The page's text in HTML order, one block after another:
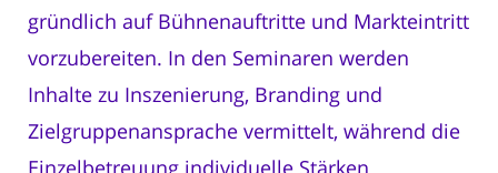
gründlich auf Bühnenauftritte und Markteintritt
vorzubereiten. In den Seminaren werden
Inhalte zu Inszenierung, Branding und
Zielgruppenansprache vermittelt, während die